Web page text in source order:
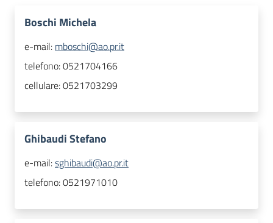
Boschi Michela
e-mail: mboschi@ao.pr.it
telefono:0521704166
cellulare:0521703299
Ghibaudi Stefano
e-mail:sghibaudi@ao.pr.it
telefono:0521971010